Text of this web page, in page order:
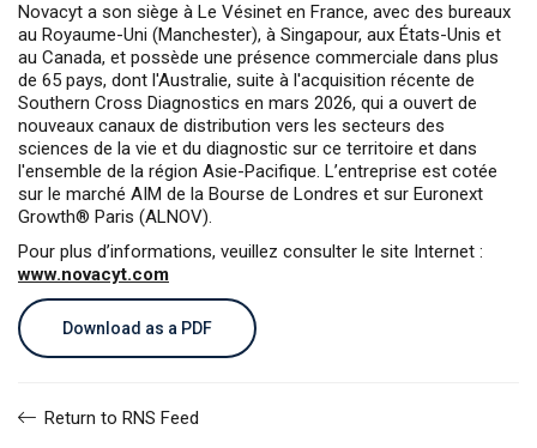
Novacyt a son siège à Le Vésinet en France, avec des bureaux
au Royaume-Uni (Manchester), à Singapour, aux États-Unis et
au Canada, et possède une présence commerciale dans plus
de 65 pays, dont l'Australie, suite à l'acquisition récente de
Southern Cross Diagnostics en mars 2026, qui a ouvert de
nouveaux canaux de distribution vers les secteurs des
sciences de la vie et du diagnostic sur ce territoire et dans
l'ensemble de la région Asie-Pacifique. L’entreprise est cotée
sur le marché AIM de la Bourse de Londres et sur Euronext
Growth® Paris (ALNOV).
Pour plus d’informations, veuillez consulter le site Internet :
www.novacyt.com
Download as a PDF
Return to RNS Feed